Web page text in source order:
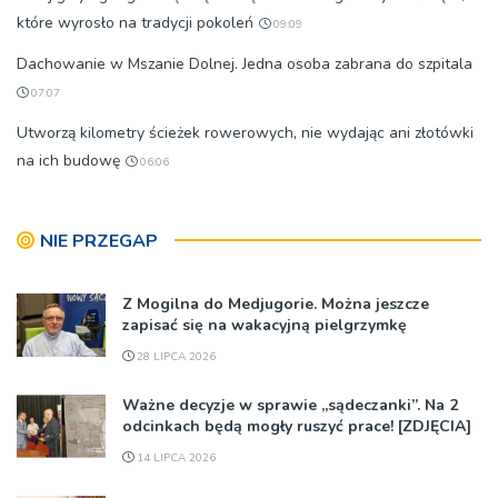
które wyrosło na tradycji pokoleń
09:09
Dachowanie w Mszanie Dolnej. Jedna osoba zabrana do szpitala
07:07
Utworzą kilometry ścieżek rowerowych, nie wydając ani złotówki
na ich budowę
06:06
NIE PRZEGAP
Z Mogilna do Medjugorie. Można jeszcze
zapisać się na wakacyjną pielgrzymkę
28 LIPCA 2026
Ważne decyzje w sprawie „sądeczanki”. Na 2
odcinkach będą mogły ruszyć prace! [ZDJĘCIA]
14 LIPCA 2026